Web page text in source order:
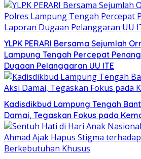
YLPK PERARI Bersama Sejumlah
Lampung Tengah Percepat
Dugaan Pelanggaran UU ITE
Kadisdikbud Lampung Tengah
Damai, Tegaskan Fokus pada